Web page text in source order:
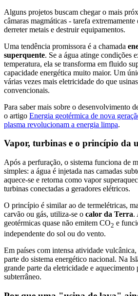
Alguns projetos buscam chegar o mais
câmaras magmáticas - tarefa
derreter metais e destruir equipamentos.
Uma tendência promissora é a chamada
superquente. Se a água atinge condições
temperatura, ela se transforma em fluido
capacidade energética muito maior. Um
várias vezes mais eletricidade do que
convencionais.
Para saber mais sobre o desenvolvimento
o artigo Energia geotérmica de nova
plasma revolucionam a energia limpa.
Vapor, turbinas e o princípio da
Após a perfuração, o sistema funciona de
simples: a água é injetada nas camadas
aquece-se e retorna como vapor
turbinas conectadas a geradores elétricos.
O princípio é similar ao de termelétricas,
carvão ou gás, utiliza-se o calor da Terra.
geotérmicas quase não emitem CO2 e
independente do sol ou do vento.
Em países com intensa atividade vulcânica,
parte do sistema energético nacional. Na
grande parte da eletricidade e
subterrâneo.